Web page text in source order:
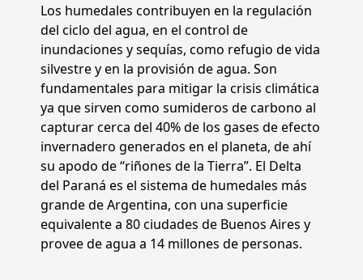
Los humedales contribuyen en la regulación
del ciclo del agua, en el control de
inundaciones y sequías, como refugio de vida
silvestre y en la provisión de agua. Son
fundamentales para mitigar la crisis climática
ya que sirven como sumideros de carbono al
capturar cerca del 40% de los gases de efecto
invernadero generados en el planeta, de ahí
su apodo de “riñones de la Tierra”. El Delta
del Paraná es el sistema de humedales más
grande de Argentina, con una superficie
equivalente a 80 ciudades de Buenos Aires y
provee de agua a 14 millones de personas.